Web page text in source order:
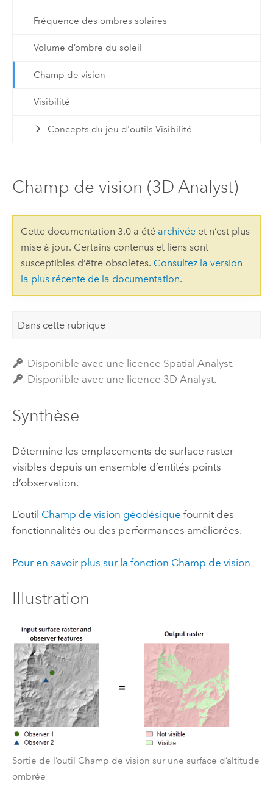
Fréquence des ombres solaires
Volume d’ombre du soleil
Champ de vision
Visibilité
Concepts du jeu d'outils Visibilité
Champ de vision (3D Analyst)
Cette documentation 3.0 a été archivéeet n’est plus
mise à jour. Certains contenus et liens sont
susceptibles d’être obsolètes. Consultez la version
la plus récente de la documentation.
Dans cette rubrique
Disponible avec une licence Spatial Analyst.
Disponible avec une licence 3D Analyst.
Synthèse
Détermine les emplacements de surface raster
visibles depuis un ensemble d’entités points
d’observation.
L’outil Champ de vision géodésique fournit des
fonctionnalités ou des performances améliorées.
Pour en savoir plus sur la fonction Champ de vision
Illustration
Sortie de l’outil Champ de vision sur une surface d’altitude
ombrée